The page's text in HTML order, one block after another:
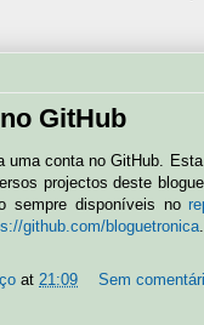
GitHub
uma conta no GitHub.
projectos deste
sempre disponíveis no
github.com/bloguetronica.
at 21:09
Sem